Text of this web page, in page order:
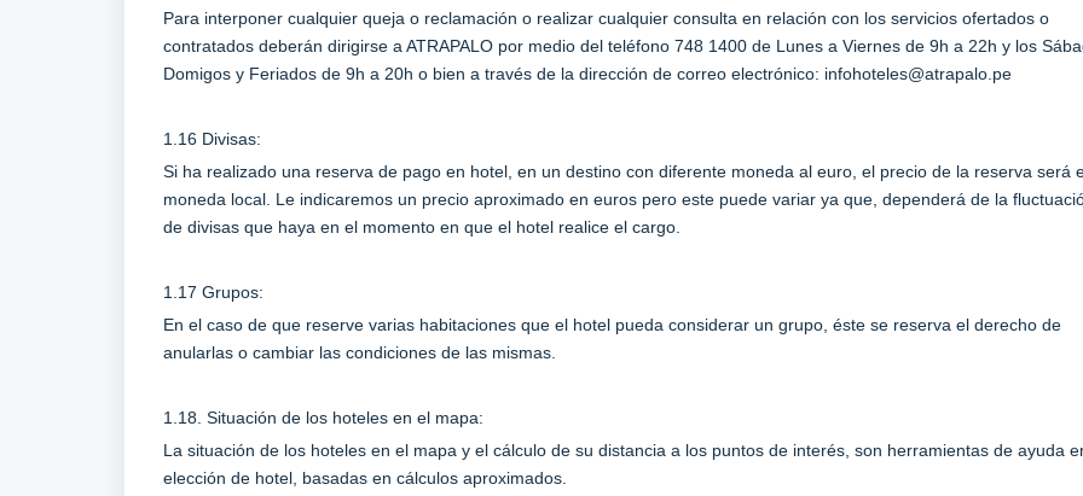
Para interponer cualquier queja o reclamación o realizar cualquier consulta en relación con los servicios ofertados o
contratados deberán dirigirse a ATRAPALO por medio del teléfono 748 1400 de Lunes a Viernes de 9h a 22h y los
Domigos y Feriados de 9h a 20h o bien a través de la dirección de correo electrónico: infohoteles@atrapalo.pe
1.16 Divisas:
Si ha realizado una reserva de pago en hotel, en un destino con diferente moneda al euro, el precio de la reserva será
moneda local. Le indicaremos un precio aproximado en euros pero este puede variar ya que, dependerá de la
de divisas que haya en el momento en que el hotel realice el cargo.
1.17 Grupos:
En el caso de que reserve varias habitaciones que el hotel pueda considerar un grupo, éste se reserva el derecho de
anularlas o cambiar las condiciones de las mismas.
1.18. Situación de los hoteles en el mapa:
La situación de los hoteles en el mapa y el cálculo de su distancia a los puntos de interés, son herramientas de ayuda
elección de hotel, basadas en cálculos aproximados.